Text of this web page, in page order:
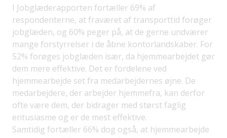
I Jobglæderapporten fortæller 69% af
respondenterne, at fraværet af transporttid forøger
jobglæden, og 60% peger på, at de gerne undværer
mange forstyrrelser i de åbne kontorlandskaber. For
52% forøges jobglæden især, da hjemmearbejdet gør
dem mere effektive. Det er fordelene ved
hjemmearbejde set fra medarbejdernes øjne. De
medarbejdere, der arbejder hjemmefra, kan derfor
ofte være dem, der bidrager med størst faglig
entusiasme og er de mest effektive.
Samtidig fortæller 66% dog også, at hjemmearbejde